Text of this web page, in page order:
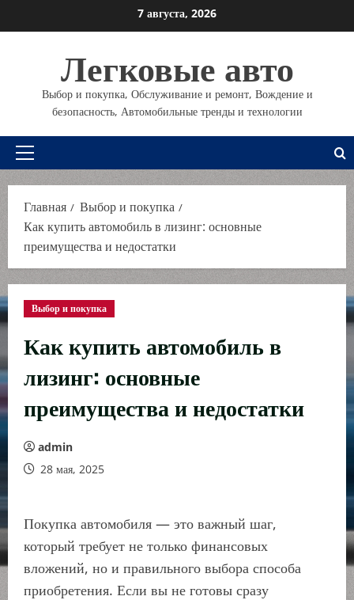
к
7 августа, 2026
Легковые авто
Выбор и покупка, Обслуживание и ремонт, Вождение и
безопасность, Автомобильные тренды и технологии
Основное
меню
Главная
Выбор и покупка
Как купить автомобиль в лизинг: основные
преимущества и недостатки
Выбор и покупка
Как купить автомобиль в
лизинг: основные
преимущества и недостатки
admin
28 мая, 2025
Покупка автомобиля — это важный шаг,
который требует не только финансовых
вложений, но и правильного выбора способа
приобретения. Если вы не готовы сразу